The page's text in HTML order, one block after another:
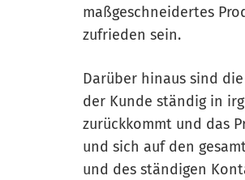
maßgeschneidertes
zufrieden sein.
Darüber hinaus sind
der Kunde ständig in
zurückkommt und das
und sich auf den
und des ständigen